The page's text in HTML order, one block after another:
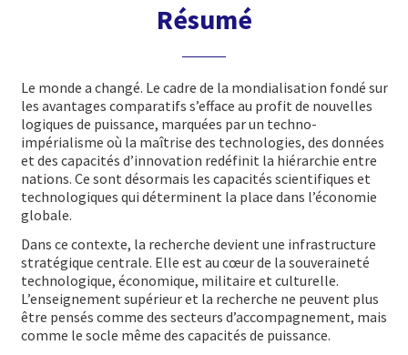
Résumé
Le monde a changé. Le cadre de la mondialisation fondé sur
les avantages comparatifs s’efface au profit de nouvelles
logiques de puissance, marquées par un techno-
impérialisme où la maîtrise des technologies, des données
et des capacités d’innovation redéfinit la hiérarchie entre
nations. Ce sont désormais les capacités scientifiques et
technologiques qui déterminent la place dans l’économie
globale.
Dans ce contexte, la recherche devient une infrastructure
stratégique centrale. Elle est au cœur de la souveraineté
technologique, économique, militaire et culturelle.
L’enseignement supérieur et la recherche ne peuvent plus
être pensés comme des secteurs d’accompagnement, mais
comme le socle même des capacités de puissance.